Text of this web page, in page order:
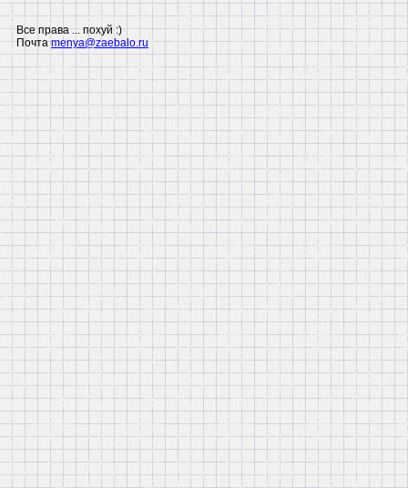
Все права ... похуй :)
Почтаmenya@zaebalo.ru